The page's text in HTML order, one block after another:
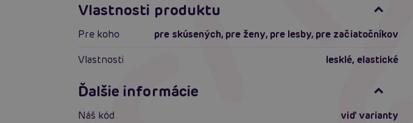
Vlastnosti produktu
Pre koho pre skúsených, pre ženy, pre lesby, pre začiatočníkov
Vlastnosti
lesklé, elastické
Ďalšie informácie
Náš kód
viď varianty